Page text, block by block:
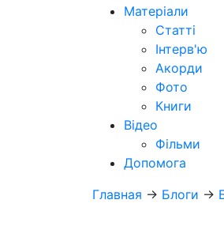
Матеріали
Статті
Інтерв'ю
Акорди
Фото
Книги
Відео
Фільми
Допомога
Главная → Блоги →